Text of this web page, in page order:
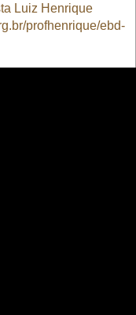
Luiz Henrique
profhenrique/ebd-